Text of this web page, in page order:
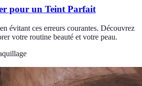
pour un Teint Parfait
évitant ces erreurs courantes. Découvrez
votre routine beauté et votre peau.